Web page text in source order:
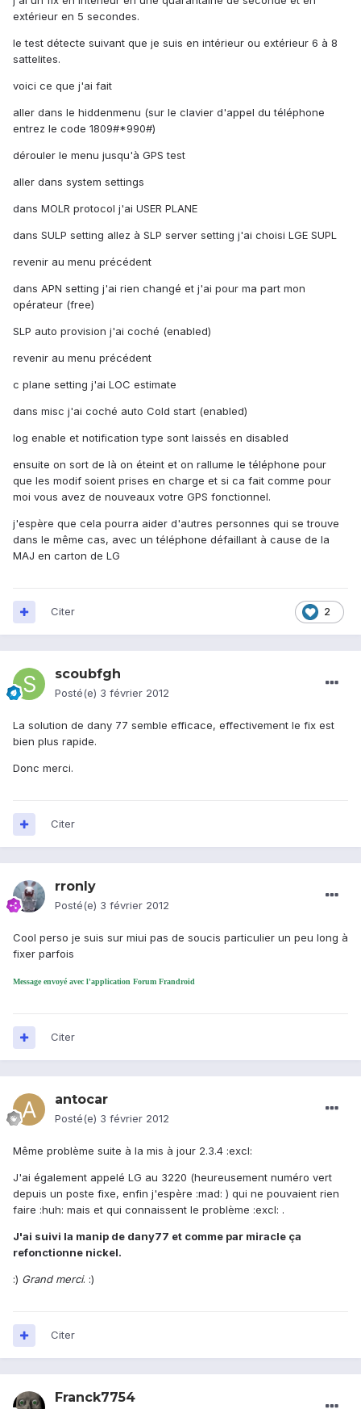
extérieur en 5 secondes.
le test détecte suivant que je suis en intérieur ou extérieur 6 à 8
sattelites.
voici ce que j'ai fait
aller dans le hiddenmenu (sur le clavier d'appel du téléphone
entrez le code 1809#*990#)
dérouler le menu jusqu'à GPS test
aller dans system settings
dans MOLR protocol j'ai USER PLANE
dans SULP setting allez à SLP server setting j'ai choisi LGE SUPL
revenir au menu précédent
dans APN setting j'ai rien changé et j'ai pour ma part mon
opérateur (free)
SLP auto provision j'ai coché (enabled)
revenir au menu précédent
c plane setting j'ai LOC estimate
dans misc j'ai coché auto Cold start (enabled)
log enable et notification type sont laissés en disabled
ensuite on sort de là on éteint et on rallume le téléphone pour
que les modif soient prises en charge et si ca fait comme pour
moi vous avez de nouveaux votre GPS fonctionnel.
j'espère que cela pourra aider d'autres personnes qui se trouve
dans le même cas, avec un téléphone défaillant à cause de la
MAJ en carton de LG
2
Citer
scoubfgh
Posté(e) 3 février 2012
La solution de dany 77 semble efficace, effectivement le fix est
bien plus rapide.
Donc merci.
Citer
rronly
Posté(e) 3 février 2012
Cool perso je suis sur miui pas de soucis particulier un peu long à
fixer parfois
Message envoyé avec l'application Forum Frandroid
Citer
antocar
Posté(e) 3 février 2012
Même problème suite à la mis à jour 2.3.4 :excl:
J'ai également appelé LG au 3220 (heureusement numéro vert
depuis un poste fixe, enfin j'espère :mad: ) qui ne pouvaient rien
faire :huh: mais et qui connaissent le problème :excl: .
J'ai suivi la manip de dany77 et comme par miracle ça
refonctionne nickel.
:) Grand merci. :)
Citer
Franck7754